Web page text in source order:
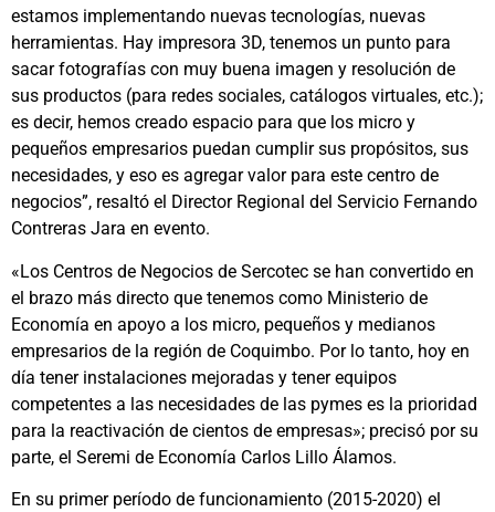
estamos implementando nuevas tecnologías, nuevas
herramientas. Hay impresora 3D, tenemos un punto para
sacar fotografías con muy buena imagen y resolución de
sus productos (para redes sociales, catálogos virtuales, etc.);
es decir, hemos creado espacio para que los micro y
pequeños empresarios puedan cumplir sus propósitos, sus
necesidades, y eso es agregar valor para este centro de
negocios”, resaltó el Director Regional del Servicio Fernando
Contreras Jara en evento.
«Los Centros de Negocios de Sercotec se han convertido en
el brazo más directo que tenemos como Ministerio de
Economía en apoyo a los micro, pequeños y medianos
empresarios de la región de Coquimbo. Por lo tanto, hoy en
día tener instalaciones mejoradas y tener equipos
competentes a las necesidades de las pymes es la prioridad
para la reactivación de cientos de empresas»; precisó por su
parte, el Seremi de Economía Carlos Lillo Álamos.
En su primer período de funcionamiento (2015-2020) el